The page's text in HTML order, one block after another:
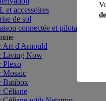
et accessoires
de sol
connectée et pilotage du
Art d'Arnould
Living Now
Plexo
Mosaic
Batibox
Céliane